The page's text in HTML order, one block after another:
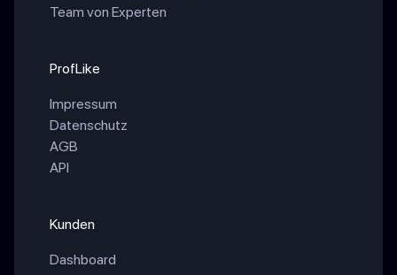
Team von Experten
ProfLike
Impressum
Datenschutz
AGB
API
Kunden
Dashboard